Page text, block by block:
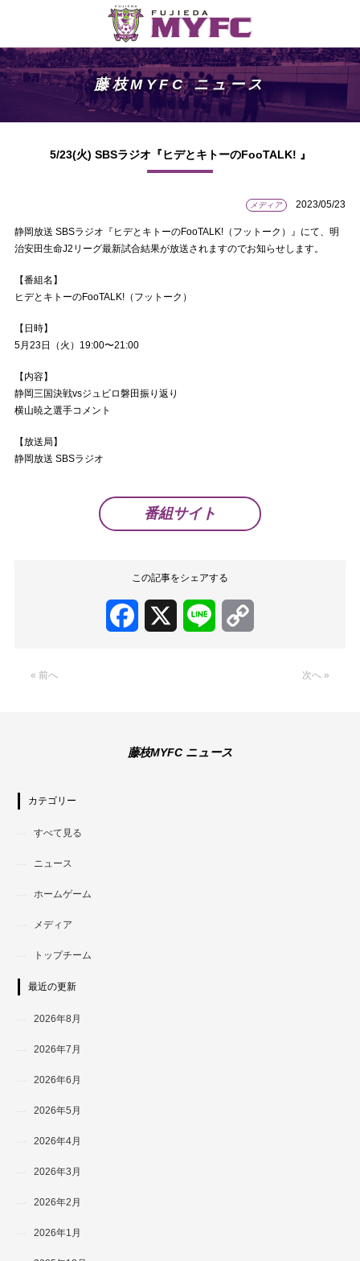
藤枝MYFC ニュース
5/23(火) SBSラジオ『ヒデとキトーのFooTALK! 』
メディア 2023/05/23
静岡放送 SBSラジオ『ヒデとキトーのFooTALK!（フットーク）』にて、明
治安田生命J2リーグ最新試合結果が放送されますのでお知らせします。
【番組名】
ヒデとキトーのFooTALK!（フットーク）
【日時】
5月23日（火）19:00〜21:00
【内容】
静岡三国決戦vsジュビロ磐田振り返り
横山暁之選手コメント
【放送局】
静岡放送 SBSラジオ
番組サイト
この記事をシェアする
Facebook Line
« 前へ 次へ »
藤枝MYFC ニュース
カテゴリー
すべて見る
ニュース
ホームゲーム
メディア
トップチーム
最近の更新
2026年8月
2026年7月
2026年6月
2026年5月
2026年4月
2026年3月
2026年2月
2026年1月